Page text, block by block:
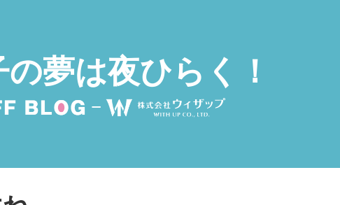
夢は夜ひらく！